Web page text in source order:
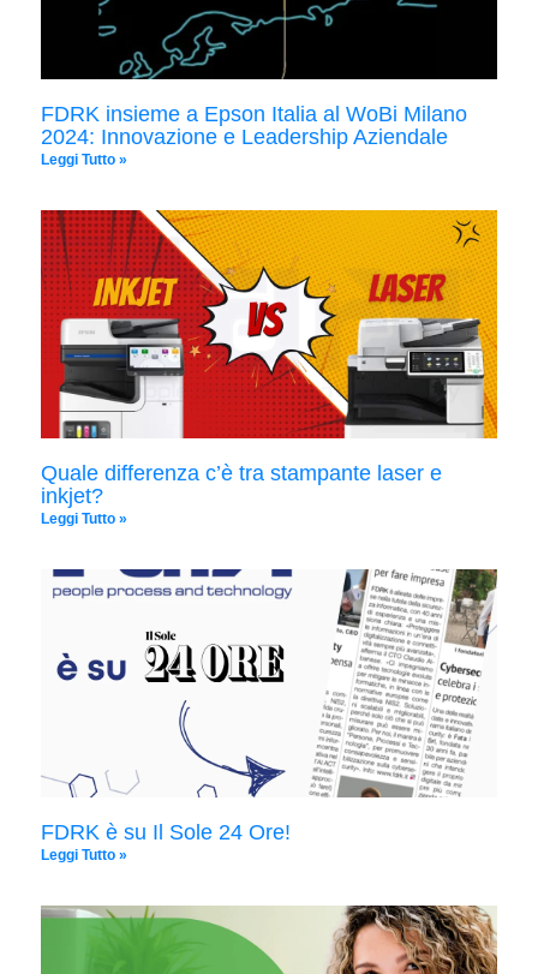
FDRK insieme a Epson Italia al WoBi Milano
2024: Innovazione e Leadership Aziendale
Leggi Tutto »
Quale differenza c’è tra stampante laser e
inkjet?
Leggi Tutto »
FDRK è su Il Sole 24 Ore!
Leggi Tutto »